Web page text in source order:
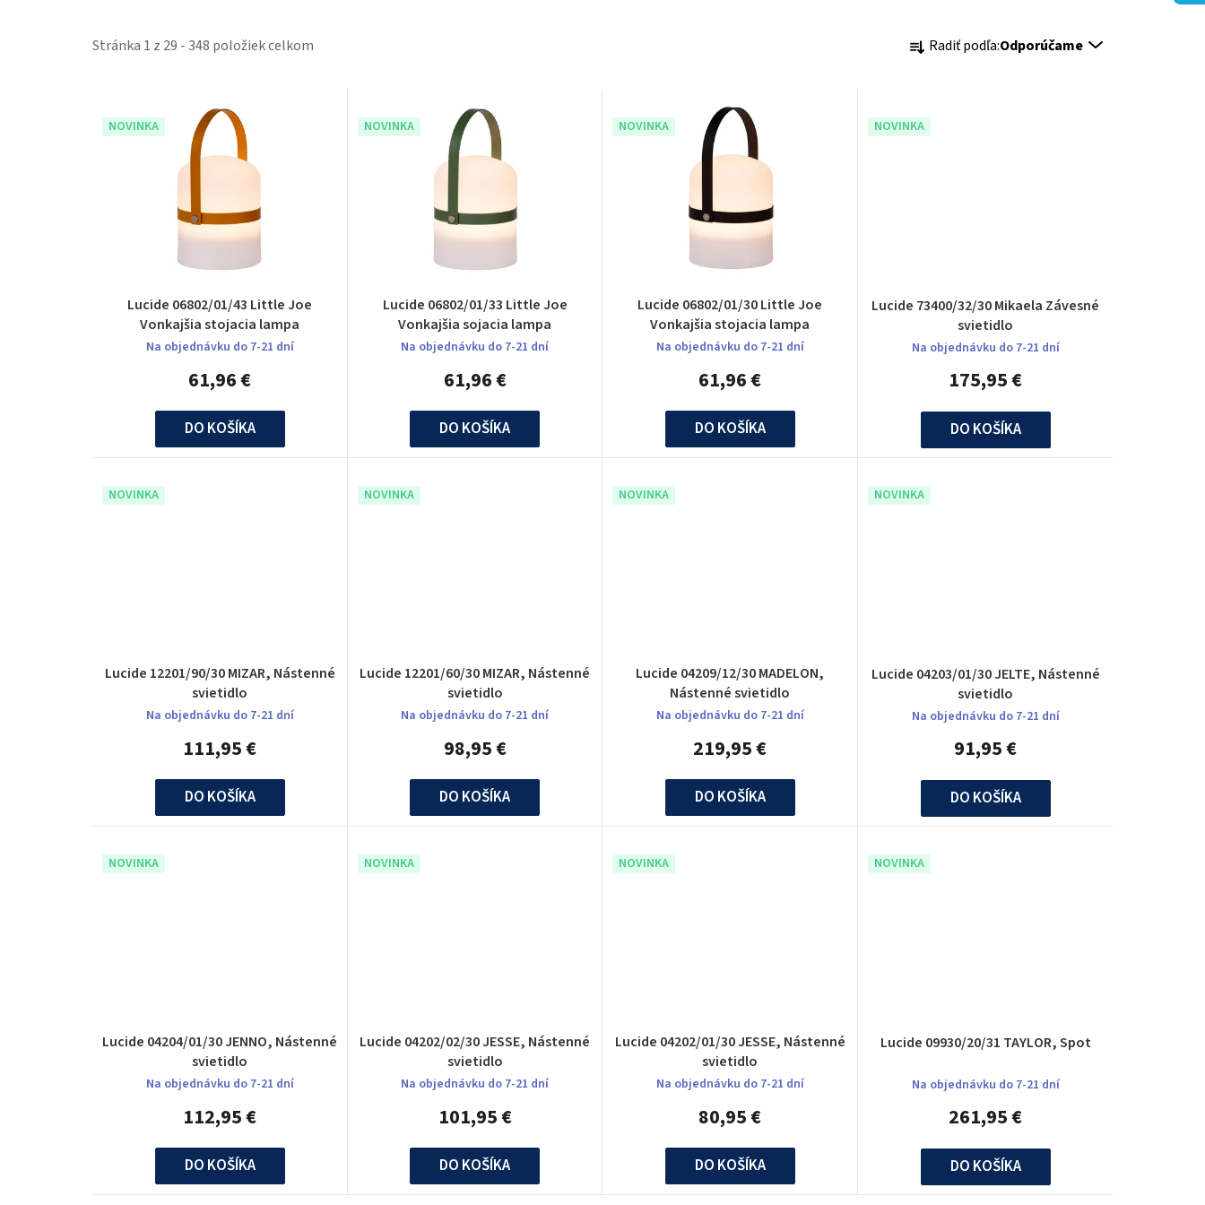
Stránka 1 z 29 -348 položiek celkom
R
d
e
r
o
k
t
Radiť podľa:Odporúčame
V
ý
k
t
NOVINKA
Lucide 06802/01/43 Little Joe
Vonkajšia stojacia lampa
Na objednávku do 7-21 dní
61,96 €
DO KOŠÍKA
NOVINKA
Lucide 06802/01/33 Little Joe
Vonkajšia sojacia lampa
Na objednávku do 7-21 dní
61,96 €
DO KOŠÍKA
NOVINKA
Lucide 06802/01/30 Little Joe
Vonkajšia stojacia lampa
Na objednávku do 7-21 dní
61,96 €
DO KOŠÍKA
NOVINKA
Lucide 73400/32/30 Mikaela Závesné
svietidlo
Na objednávku do 7-21 dní
175,95 €
DO KOŠÍKA
NOVINKA
Lucide 12201/90/30 MIZAR, Nástenné
svietidlo
Na objednávku do 7-21 dní
111,95 €
DO KOŠÍKA
NOVINKA
Lucide 12201/60/30 MIZAR, Nástenné
svietidlo
Na objednávku do 7-21 dní
98,95 €
DO KOŠÍKA
NOVINKA
Lucide 04209/12/30 MADELON,
Nástenné svietidlo
Na objednávku do 7-21 dní
219,95 €
DO KOŠÍKA
NOVINKA
Lucide 04203/01/30 JELTE, Nástenné
svietidlo
Na objednávku do 7-21 dní
91,95 €
DO KOŠÍKA
NOVINKA
Lucide 04204/01/30 JENNO, Nástenné
svietidlo
Na objednávku do 7-21 dní
112,95 €
DO KOŠÍKA
NOVINKA
Lucide 04202/02/30 JESSE, Nástenné
svietidlo
Na objednávku do 7-21 dní
101,95 €
DO KOŠÍKA
NOVINKA
Lucide 04202/01/30 JESSE, Nástenné
svietidlo
Na objednávku do 7-21 dní
80,95 €
DO KOŠÍKA
NOVINKA
Lucide 09930/20/31 TAYLOR, Spot
Na objednávku do 7-21 dní
261,95 €
DO KOŠÍKA